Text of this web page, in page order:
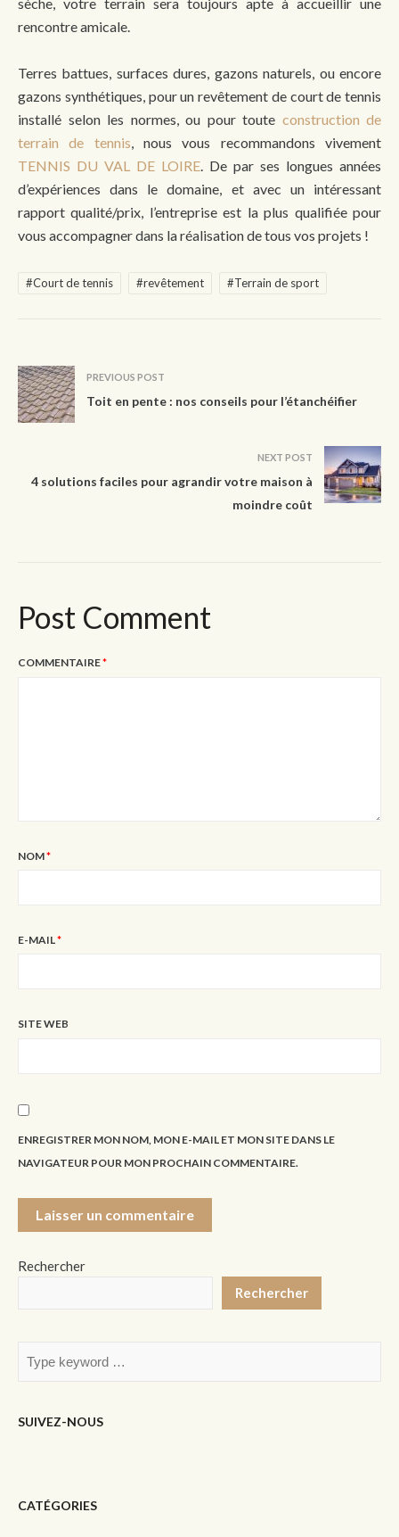
rencontre amicale.
Terres battues, surfaces dures, gazons naturels, ou encore
gazons synthétiques, pour un revêtement de court de tennis
installé selon les normes, ou pour toute construction de
terrain de tennis , nous vous recommandons vivement
TENNIS DU VAL DE LOIRE . De par ses longues années
d’expériences dans le domaine, et avec un intéressant
rapport qualité/prix, l’entreprise est la plus qualifiée pour
vous accompagner dans la réalisation de tous vos projets !
#Court de tennis #revêtement #Terrain de sport
PREVIOUS POST
Toit en pente : nos conseils pour l’étanchéifier
NEXT POST
4 solutions faciles pour agrandir votre maison à
moindre coût
Post Comment
COMMENTAIRE*
NOM*
E-MAIL*
SITE WEB
ENREGISTRER MON NOM, MON E-MAIL ET MON SITE DANS LE
NAVIGATEUR POUR MON PROCHAIN COMMENTAIRE.
Rechercher
Rechercher
SUIVEZ-NOUS
CATÉGORIES